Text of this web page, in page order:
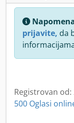
prijavite, da
Registrovan od:
500 Oglasi